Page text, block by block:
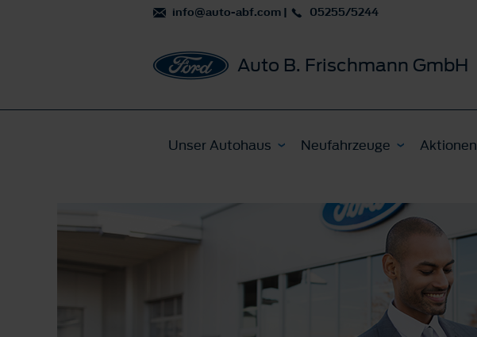
info@auto-abf.com | 05255/5244
Auto B. Frischmann GmbH
Unser Autohaus Neufahrzeuge Aktionen